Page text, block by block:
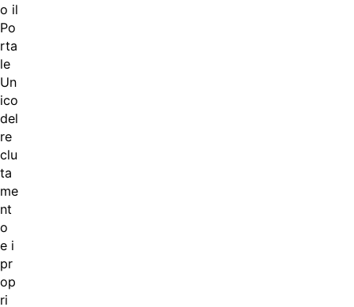
o il
Po
rta
le
Un
ico
del
re
clu
ta
me
nt
o
e i
pr
op
ri